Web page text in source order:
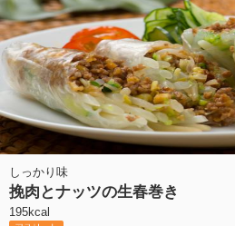
しっかり味
挽肉とナッツの生春巻き
195kcal